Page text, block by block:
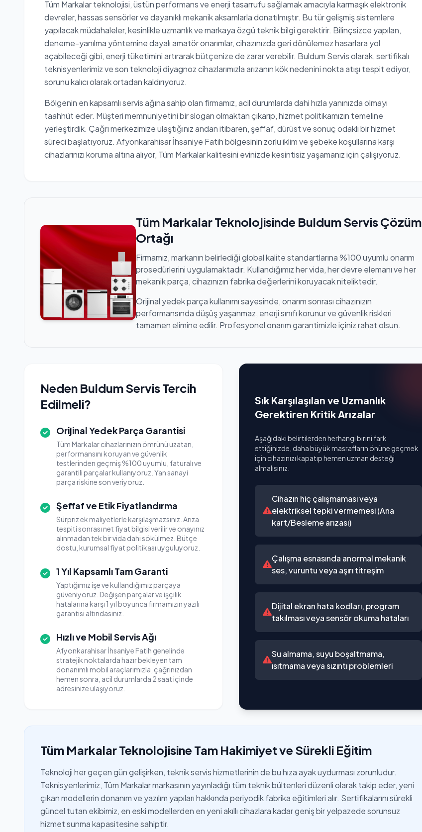
Tüm Markalar teknolojisi, üstün performans ve enerji tasarrufu sağlamak amacıyla karmaşık elektronik
devreler, hassas sensörler ve dayanıklı mekanik aksamlarla donatılmıştır. Bu tür gelişmiş sistemlere
yapılacak müdahaleler, kesinlikle uzmanlık ve markaya özgü teknik bilgi gerektirir. Bilinçsizce yapılan,
deneme-yanılma yöntemine dayalı amatör onarımlar, cihazınızda geri dönülemez hasarlara yol
açabileceği gibi, enerji tüketimini artırarak bütçenize de zarar verebilir. Buldum Servis olarak, sertifikalı
teknisyenlerimiz ve son teknoloji diyagnoz cihazlarımızla arızanın kök nedenini nokta atışı tespit ediyor,
sorunu kalıcı olarak ortadan kaldırıyoruz.
Bölgenin en kapsamlı servis ağına sahip olan firmamız, acil durumlarda dahi hızla yanınızda olmayı
taahhüt eder. Müşteri memnuniyetini bir slogan olmaktan çıkarıp, hizmet politikamızın temeline
yerleştirdik. Çağrı merkezimize ulaştığınız andan itibaren, şeffaf, dürüst ve sonuç odaklı bir hizmet
süreci başlatıyoruz. Afyonkarahisar İhsaniye Fatih bölgesinin zorlu iklim ve şebeke koşullarına karşı
cihazlarınızı koruma altına alıyor, Tüm Markalar kalitesini evinizde kesintisiz yaşamanız için çalışıyoruz.
Tüm Markalar Teknolojisinde Buldum Servis Çözüm
Ortağı
Firmamız, markanın belirlediği global kalite standartlarına %100 uyumlu onarım
prosedürlerini uygulamaktadır. Kullandığımız her vida, her devre elemanı ve her
mekanik parça, cihazınızın fabrika değerlerini koruyacak niteliktedir.
Orijinal yedek parça kullanımı sayesinde, onarım sonrası cihazınızın
performansında düşüş yaşanmaz, enerji sınıfı korunur ve güvenlik riskleri
tamamen elimine edilir. Profesyonel onarım garantimizle içiniz rahat olsun.
Neden Buldum Servis Tercih
Edilmeli?
Orijinal Yedek Parça Garantisi
Tüm Markalar cihazlarınızın ömrünü uzatan,
performansını koruyan ve güvenlik
testlerinden geçmiş %100 uyumlu, faturalı ve
garantili parçalar kullanıyoruz. Yan sanayi
parça riskine son veriyoruz.
Şeffaf ve Etik Fiyatlandırma
Sürpriz ek maliyetlerle karşılaşmazsınız. Arıza
tespiti sonrası net fiyat bilgisi verilir ve onayınız
alınmadan tek bir vida dahi sökülmez. Bütçe
dostu, kurumsal fiyat politikası uyguluyoruz.
1 Yıl Kapsamlı Tam Garanti
Yaptığımız işe ve kullandığımız parçaya
güveniyoruz. Değişen parçalar ve işçilik
hatalarına karşı 1 yıl boyunca firmamızın yazılı
garantisi altındasınız.
Hızlı ve Mobil Servis Ağı
Afyonkarahisar İhsaniye Fatih genelinde
stratejik noktalarda hazır bekleyen tam
donanımlı mobil araçlarımızla, çağrınızdan
hemen sonra, acil durumlarda 2 saat içinde
adresinize ulaşıyoruz.
Sık Karşılaşılan ve Uzmanlık
Gerektiren Kritik Arızalar
Aşağıdaki belirtilerden herhangi birini fark
ettiğinizde, daha büyük masrafların önüne geçmek
için cihazınızı kapatıp hemen uzman desteği
almalısınız.
Cihazın hiç çalışmaması veya
elektriksel tepki vermemesi (Ana
kart/Besleme arızası)
Çalışma esnasında anormal mekanik
ses, vuruntu veya aşırı titreşim
Dijital ekran hata kodları, program
takılması veya sensör okuma hataları
Su almama, suyu boşaltmama,
ısıtmama veya sızıntı problemleri
Tüm Markalar Teknolojisine Tam Hakimiyet ve Sürekli Eğitim
Teknoloji her geçen gün gelişirken, teknik servis hizmetlerinin de bu hıza ayak uydurması zorunludur.
Teknisyenlerimiz, Tüm Markalar markasının yayınladığı tüm teknik bültenleri düzenli olarak takip eder, yeni
çıkan modellerin donanım ve yazılım yapıları hakkında periyodik fabrika eğitimleri alır. Sertifikalarını sürekli
güncel tutan ekibimiz, en eski modellerden en yeni akıllı cihazlara kadar geniş bir yelpazede sorunsuz
hizmet sunma kapasitesine sahiptir.